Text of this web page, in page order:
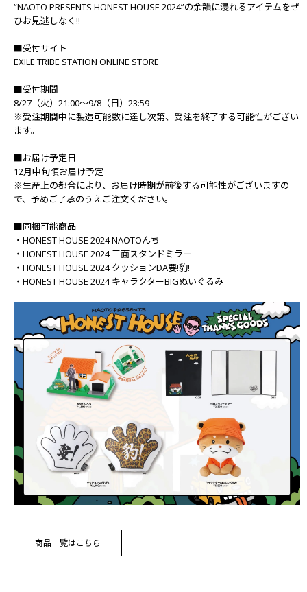
“NAOTO PRESENTS HONEST HOUSE 2024”の余韻に浸れるアイテムをぜ
ひお見逃しなく!!
■受付サイト
EXILE TRIBE STATION ONLINE STORE
■受付期間
8/27（火）21:00～9/8（日）23:59
※受注期間中に製造可能数に達し次第、受注を終了する可能性がござい
ます。
■お届け予定日
12月中旬頃お届け予定
※生産上の都合により、お届け時期が前後する可能性がございますの
で、予めご了承のうえご注文ください。
■同梱可能商品
・HONEST HOUSE 2024 NAOTOんち
・HONEST HOUSE 2024 三面スタンドミラー
・HONEST HOUSE 2024 クッションDA要!豹!
・HONEST HOUSE 2024 キャラクターBIGぬいぐるみ
商品一覧はこちら